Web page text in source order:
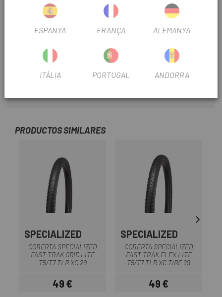
Cèrcol: Plegable
Flanc recobert de butil 2Bliss Ready
Compost: GRIPTON®
PRODUCTOS SIMILARES
SPECIALIZED
COBERTA SPECIALIZED
FAST TRAK GRID LITE
T5/T7 TLR XC 29
Preu
49 €
SPECIALIZED
COBERTA SPECIALIZED
FAST TRAK FLEX LITE
T5/T7 TLR XC TIRE 29
Preu
49 €
ESPANYA FRANÇA ALEMANYA
ITÀLIA PORTUGAL ANDORRA